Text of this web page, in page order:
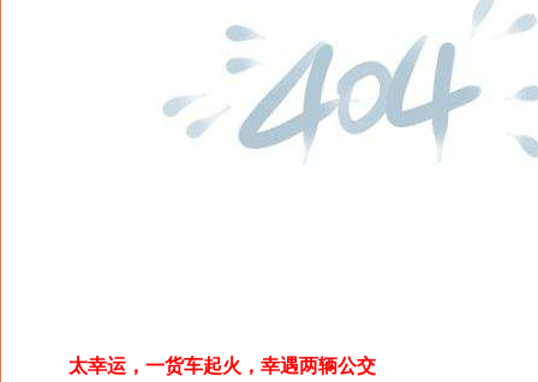
太幸运，一货车起火，幸遇两辆公交